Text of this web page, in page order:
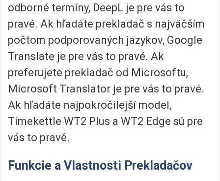
odborné termíny, DeepL je pre vás to
pravé. Ak hľadáte prekladač s najväčším
počtom podporovaných jazykov, Google
Translate je pre vás to pravé. Ak
preferujete prekladač od Microsoftu,
Microsoft Translator je pre vás to pravé.
Ak hľadáte najpokročilejší model,
Timekettle WT2 Plus a WT2 Edge sú pre
vás to pravé.
Funkcie a Vlastnosti Prekladačov